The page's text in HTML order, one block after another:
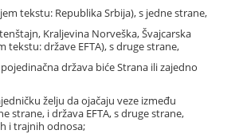
tekstu: Republika Srbija), s jedne strane,
Kraljevina Norveška, Švajcarska
tekstu: države EFTA), s druge strane,
država biće Strana ili zajedno
želju da ojačaju veze između
strane, i država EFTA, s druge strane,
i trajnih odnosa;